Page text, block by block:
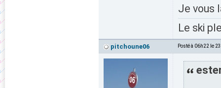
Je vous
Le ski
pitchoune06 Posté à 06h22 le